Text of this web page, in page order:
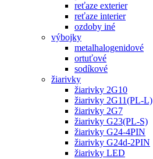
reťaze exterier
reťaze interier
ozdoby iné
výbojky
metalhalogenidové
ortuťové
sodíkové
žiarivky
žiarivky 2G10
žiarivky 2G11(PL-L)
žiarivky 2G7
žiarivky G23(PL-S)
žiarivky G24-4PIN
žiarivky G24d-2PIN
žiarivky LED